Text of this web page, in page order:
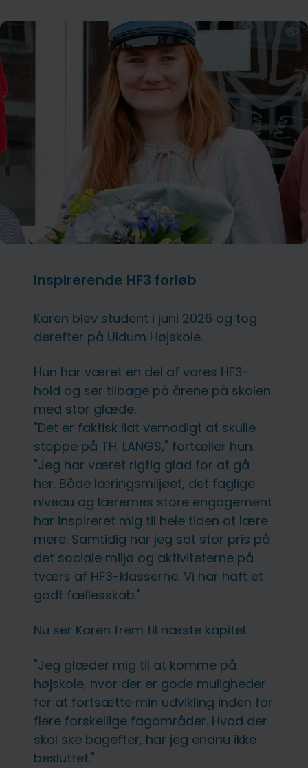
Inspirerende HF3 forløb
Karen blev student i juni 2026 og tog
derefter på Uldum Højskole.
Hun har været en del af vores HF3-
hold og ser tilbage på årene på skolen
med stor glæde.
"Det er faktisk lidt vemodigt at skulle
stoppe på TH. LANGS," fortæller hun.
"Jeg har været rigtig glad for at gå
her. Både læringsmiljøet, det faglige
niveau og lærernes store engagement
har inspireret mig til hele tiden at lære
mere. Samtidig har jeg sat stor pris på
det sociale miljø og aktiviteterne på
tværs af HF3-klasserne. Vi har haft et
godt fællesskab."
Nu ser Karen frem til næste kapitel.
"Jeg glæder mig til at komme på
højskole, hvor der er gode muligheder
for at fortsætte min udvikling inden for
flere forskellige fagområder. Hvad der
skal ske bagefter, har jeg endnu ikke
besluttet."